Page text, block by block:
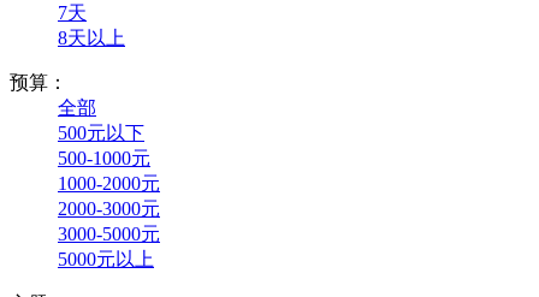
7天
8天以上
预算：
全部
500元以下
500-1000元
1000-2000元
2000-3000元
3000-5000元
5000元以上